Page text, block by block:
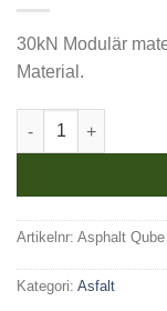
30kN Modulär
Material.
Asphalt Qube Pro
Artikelnr: Asphalt
Kategori: Asfalt